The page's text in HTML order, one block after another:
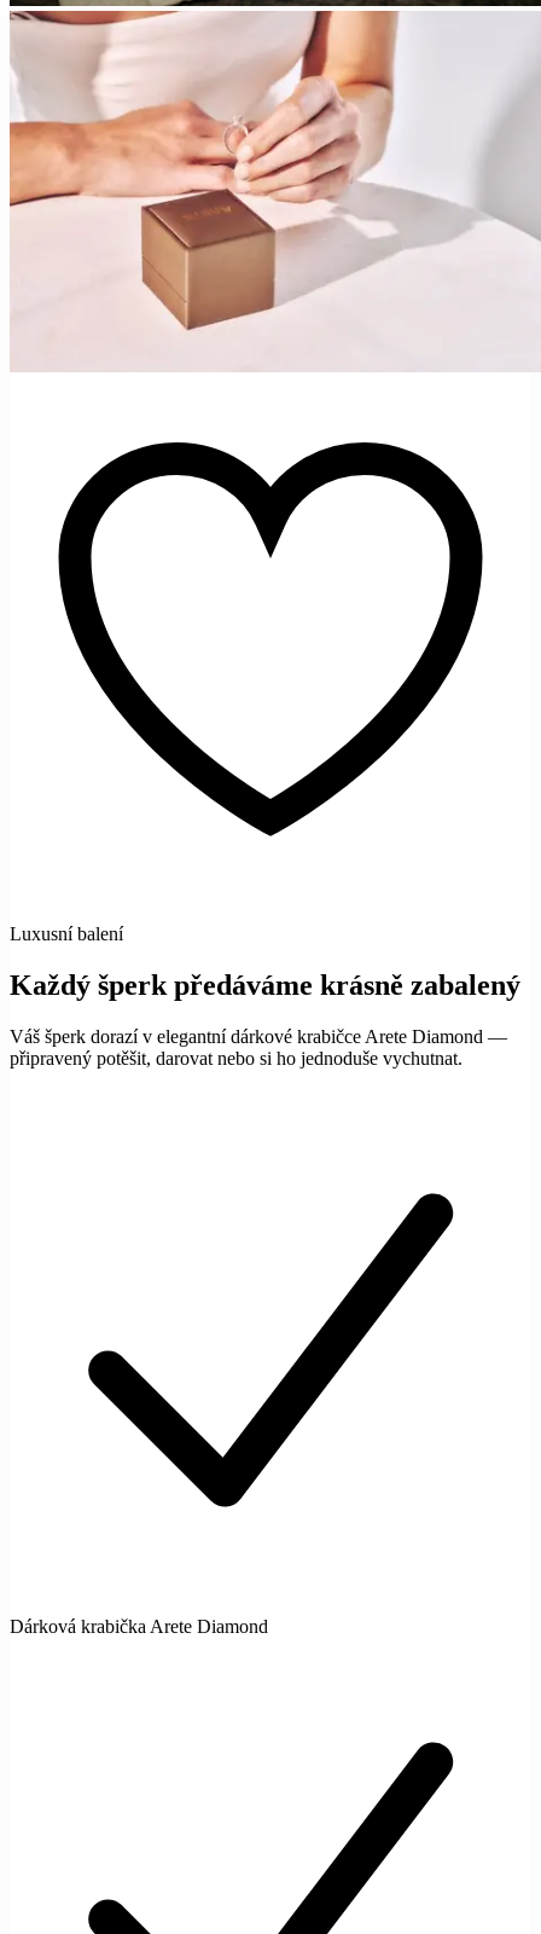
Luxusní balení
Každý šperk předáváme krásně zabalený
Váš šperk dorazí v elegantní dárkové krabičce Arete Diamond —
připravený potěšit, darovat nebo si ho jednoduše vychutnat.
Dárková krabička Arete Diamond